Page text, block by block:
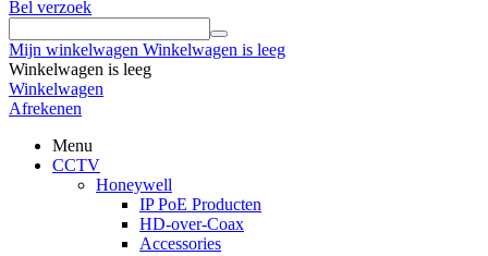
Bel verzoek
Mijn winkelwagen Winkelwagen is leeg
Winkelwagen is leeg
Winkelwagen
Afrekenen
Menu
CCTV
Honeywell
IP PoE Producten
HD-over-Coax
Accessories